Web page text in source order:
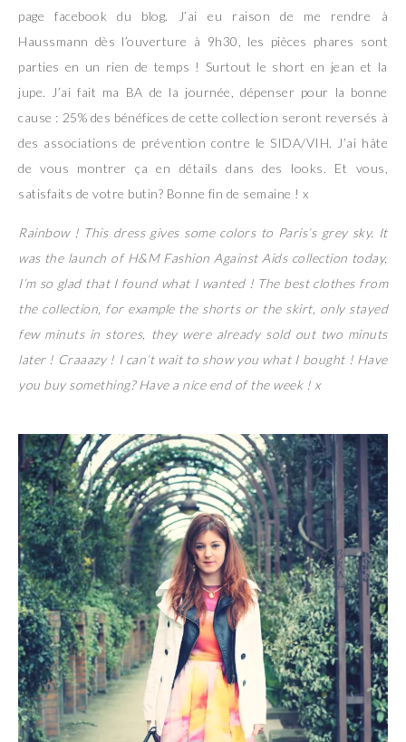
page facebook du blog. J’ai eu raison de me rendre à
Haussmann dès l’ouverture à 9h30, les pièces phares sont
parties en un rien de temps ! Surtout le short en jean et la
jupe. J’ai fait ma BA de la journée, dépenser pour la bonne
cause : 25% des bénéfices de cette collection seront reversés à
des associations de prévention contre le SIDA/VIH. J’ai hâte
de vous montrer ça en détails dans des looks. Et vous,
satisfaits de votre butin? Bonne fin de semaine ! x
Rainbow ! This dress gives some colors to Paris’s grey sky. It
was the launch of H&M Fashion Against Aids collection today,
I’m so glad that I found what I wanted ! The best clothes from
the collection, for example the shorts or the skirt, only stayed
few minuts in stores, they were already sold out two minuts
later ! Craaazy ! I can’t wait to show you what I bought ! Have
you buy something? Have a nice end of the week ! x